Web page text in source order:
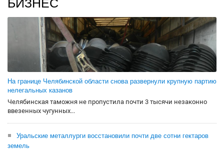
БИЗНЕС
На границе Челябинской области снова развернули крупную партию
нелегальных казанов
Челябинская таможня не пропустила почти 3 тысячи незаконно
ввезенных чугунных...
Уральские металлурги восстановили почти две сотни гектаров
земель